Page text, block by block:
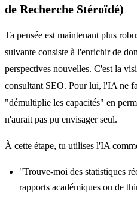
de Recherche Stéroïdé)
Ta pensée est maintenant plus
suivante consiste à l'enrichir de
perspectives nouvelles. C'est la
consultant SEO. Pour lui, l'IA ne
"démultiplie les capacités" en
n'aurait pas pu envisager seul.
À cette étape, tu utilises l'IA
"Trouve-moi des statistiques
rapports académiques ou de